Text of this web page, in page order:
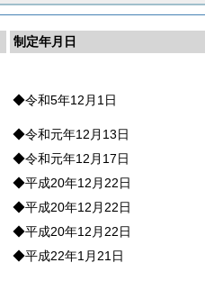
制定年月日
◆令和5年12月1日
◆令和元年12月13日
◆令和元年12月17日
◆平成20年12月22日
◆平成20年12月22日
◆平成20年12月22日
◆平成22年1月21日